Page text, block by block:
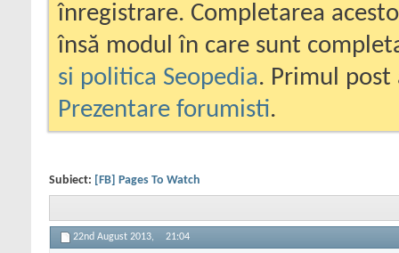
înregistrare. Completarea
însă modul în care sunt
si politica Seopedia. Primul
Prezentare forumisti.
Subiect: [FB] Pages To Watch
22nd August 2013, 21:04